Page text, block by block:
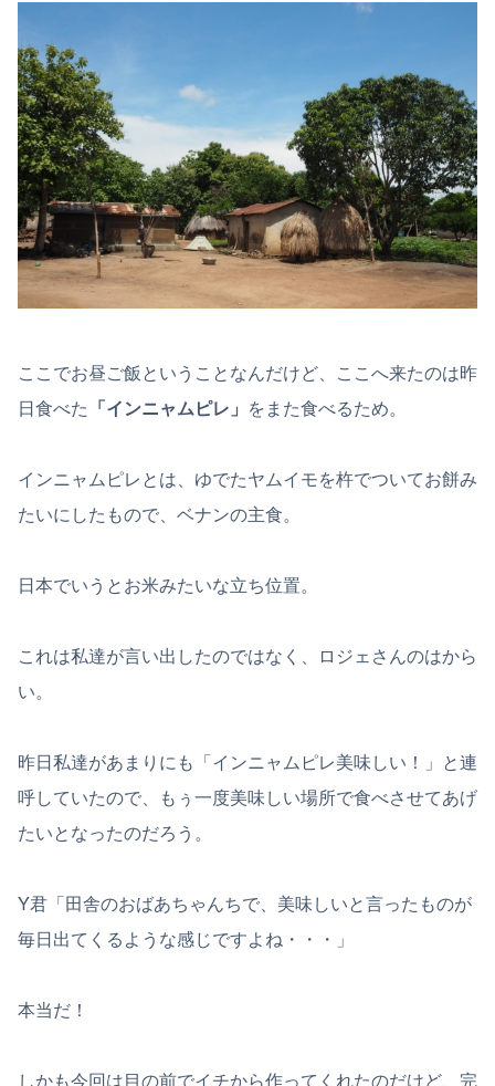
ここでお昼ご飯ということなんだけど、ここへ来たのは昨
日食べた 「インニャムピレ」 をまた食べるため。
インニャムピレとは、ゆでたヤムイモを杵でついてお餅み
たいにしたもので、ベナンの主食。
日本でいうとお米みたいな立ち位置。
これは私達が言い出したのではなく、ロジェさんのはから
い。
昨日私達があまりにも「インニャムピレ美味しい！」と連
呼していたので、もぅ一度美味しい場所で食べさせてあげ
たいとなったのだろう。
Y君「田舎のおばあちゃんちで、美味しいと言ったものが
毎日出てくるような感じですよね・・・」
本当だ！
しかも今回は目の前でイチから作ってくれたのだけど、完